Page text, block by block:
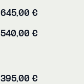
645,00 €
540,00 €
395,00 €